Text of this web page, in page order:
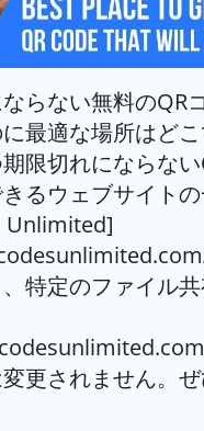
らない無料のQR
最適な場所はどこ
限切れにならな
るウェブサイトの
Unlimited]
特定のファイル
更されません。